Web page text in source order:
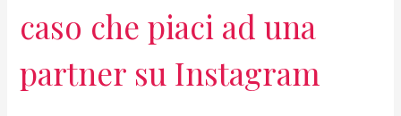
caso che piaci ad una
partner su Instagram